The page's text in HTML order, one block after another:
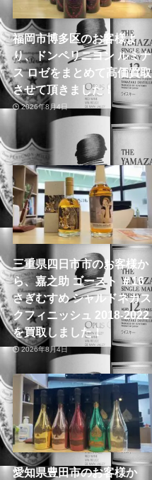
福岡市博多区のお客様よ
り、ドンペリニヨン ルミナ
ス ロゼをまとめて高価買取
させて頂きました！
2026年8月4日
三重県四日市市のお客様か
ら、嘉之助 ゴースト ＃16
さぎむすめ シャルドネカス
クフィニッシュ 2018-2022
を買取しました！
2026年8月4日
愛知県豊田市のお客様か